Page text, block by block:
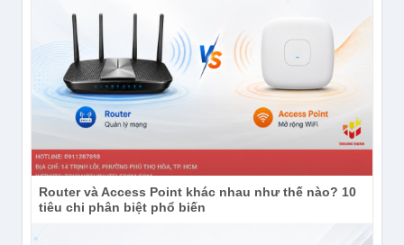
Router và Access Point khác nhau như thế nào? 10
tiêu chi phân biệt phổ biến